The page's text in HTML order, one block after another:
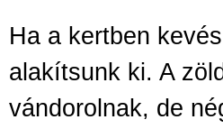
Ha a kertben
alakítsunk ki. A
vándorolnak, de